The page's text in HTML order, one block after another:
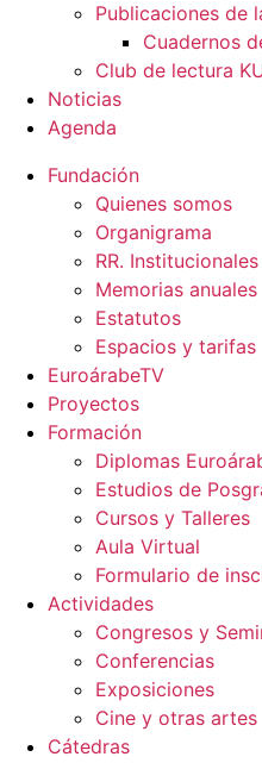
Publicaciones de
Cuadernos
Club de lectura
Noticias
Agenda
Fundación
Quienes somos
Organigrama
RR. Institucionales
Memorias anuales
Estatutos
Espacios y tarifas
EuroárabeTV
Proyectos
Formación
Diplomas
Estudios de
Cursos y Talleres
Aula Virtual
Formulario de
Actividades
Congresos y
Conferencias
Exposiciones
Cine y otras artes
Cátedras